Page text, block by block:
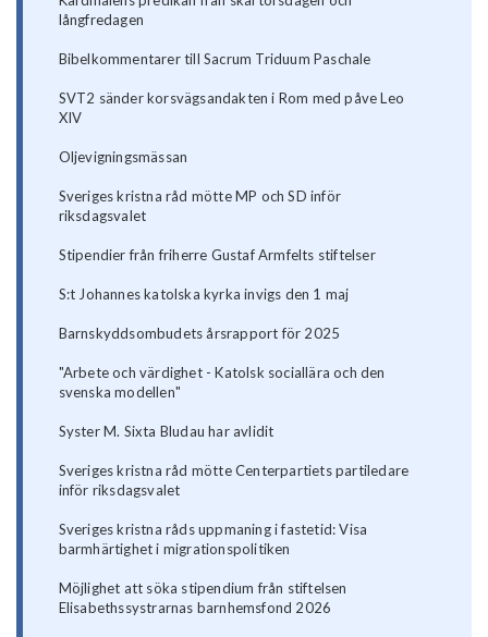
långfredagen
Bibelkommentarer till Sacrum Triduum Paschale
SVT2 sänder korsvägsandakten i Rom med påve Leo
XIV
Oljevigningsmässan
Sveriges kristna råd mötte MP och SD inför
riksdagsvalet
Stipendier från friherre Gustaf Armfelts stiftelser
S:t Johannes katolska kyrka invigs den 1 maj
Barnskyddsombudets årsrapport för 2025
"Arbete och värdighet - Katolsk sociallära och den
svenska modellen"
Syster M. Sixta Bludau har avlidit
Sveriges kristna råd mötte Centerpartiets partiledare
inför riksdagsvalet
Sveriges kristna råds uppmaning i fastetid: Visa
barmhärtighet i migrationspolitiken
Möjlighet att söka stipendium från stiftelsen
Elisabethssystrarnas barnhemsfond 2026